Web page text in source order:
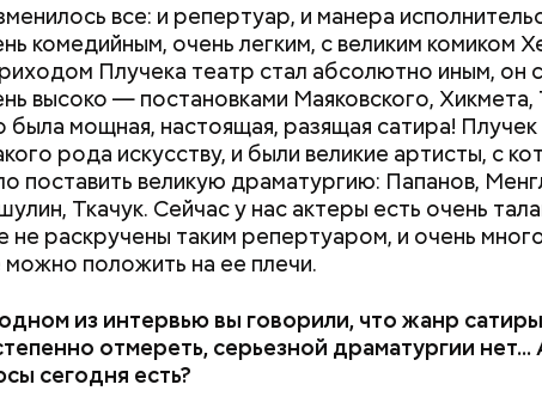
все: и репертуар, и манера
комедийным, очень легким, с великим комиком
Плучека театр стал абсолютно иным, он
высоко — постановками Маяковского, Хикмета,
была мощная, настоящая, разящая сатира!
рода искусству, и были великие артисты, с
поставить великую драматургию: Папанов,
Ткачук. Сейчас у нас актеры есть очень
не раскручены таким репертуаром, и очень
можно положить на ее плечи.
из интервью вы говорили, что жанр
отмереть, серьезной драматургии нет...
сегодня есть?